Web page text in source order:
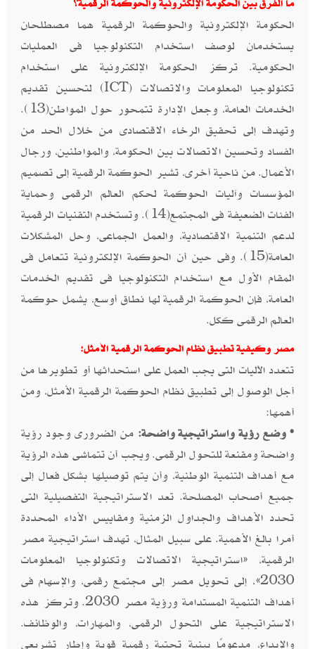
ما الفرق بين الحكومة الإلكترونية والحوكمة الرقمية؟
الحكومة الإلكترونية والحوكمة الرقمية هما مصطلحان
يستخدمان لوصف استخدام التكنولوجيا فى العمليات
الحكومية. تركز الحكومة الإلكترونية على استخدام
تكنولوجيا المعلومات والاتصالات (ICT) لتحسين تقديم
الخدمات العامة، وجعل الإدارة تتمحور حول المواطن(13).
وتهدف إلى تحقيق الرخاء الاقتصادى من خلال الحد من
الفساد وتحسين الاتصالات بين الحكومة، والمواطنين، ورجال
الأعمال. من ناحية أخرى، تشير الحوكمة الرقمية إلى تصميم
المؤسسات وآليات الحوكمة لحكم العالم الرقمى وحماية
الفئات الضعيفة فى المجتمع(14). وتستخدم التقنيات الرقمية
لدعم التنمية الاقتصادية، والعمل الجماعى، وحل المشكلات
العامة(15). وفى حين أن الحوكمة الإلكترونية تتعامل فى
المقام الأول مع استخدام التكنولوجيا فى تقديم الخدمات
العامة، فإن الحوكمة الرقمية لها نطاق أوسع، يشمل حوكمة
العالم الرقمى ككل.
مصر وكيفية تطبيق نظام الحوكمة الرقمية الأمثل:
تتعدد الآليات التى يجب العمل على استحداثها أو تطويرها من
أجل الوصول إلى تطبيق نظام الحوكمة الرقمية الأمثل، ومن
أهمها:
• وضع رؤية واستراتيجية واضحة:من الضرورى وجود رؤية
واضحة ومقنعة للتحول الرقمى. ويجب أن تتماشى هذه الرؤية
مع أهداف التنمية الوطنية، وأن يتم توصيلها بشكل فعال إلى
جميع أصحاب المصلحة. تعد الاستراتيجية التفصيلية التى
تحدد الأهداف والجداول الزمنية ومقاييس الأداء المحددة
أمرا بالغ الأهمية. على سبيل المثال، تهدف استراتيجية مصر
الرقمية، «استراتيجية الاتصالات وتكنولوجيا المعلومات
2030»، إلى تحويل مصر إلى مجتمع رقمى، والإسهام فى
أهداف التنمية المستدامة ورؤية مصر 2030. وتركز هذه
الاستراتيجية على التحول الرقمى، والمهارات، والوظائف.
والإبداع، مدعومًا ببنية تحتية رقمية قوية وإطار تشريعى